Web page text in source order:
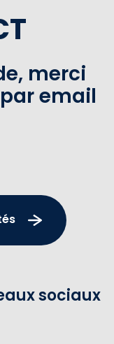
merci
email
sociaux